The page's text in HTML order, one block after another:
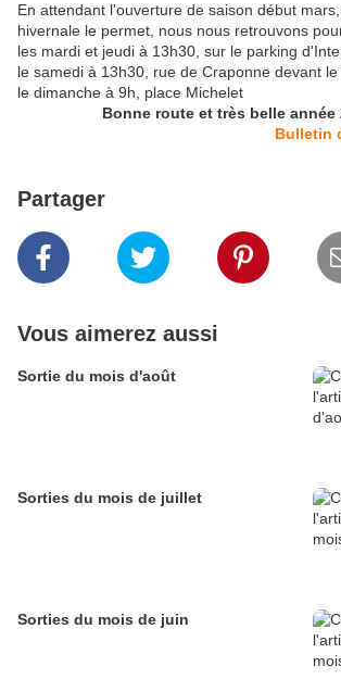
En attendant l'ouverture de saison début
hivernale le permet, nous nous retrouvons
les mardi et jeudi à 13h30, sur le parking
le samedi à 13h30, rue de Craponne devant le
le dimanche à 9h, place Michelet
Bonne route et très belle année
Bulletin
Partager
Vous aimerez aussi
Sortie du mois d'août
Sorties du mois de juillet
Sorties du mois de juin